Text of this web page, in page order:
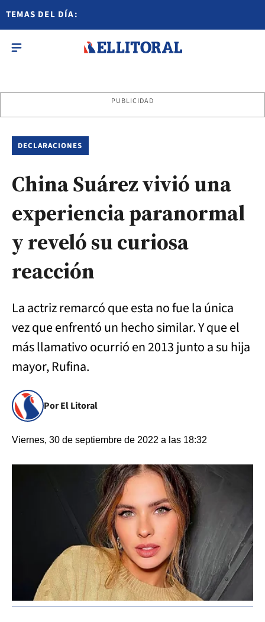
TEMAS DEL DÍA:
PUBLICIDAD
DECLARACIONES
China Suárez vivió una
experiencia paranormal
y reveló su curiosa
reacción
La actriz remarcó que esta no fue la única
vez que enfrentó un hecho similar. Y que el
más llamativo ocurrió en 2013 junto a su hija
mayor, Rufina.
Por El Litoral
Viernes, 30 de septiembre de 2022 a las 18:32